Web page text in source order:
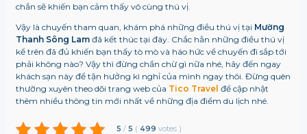
chắn sẽ khiến bạn cảm thấy vô cùng thú vị.
Vậy là chuyến tham quan, khám phá những điều thú vị tại Mường
Thanh Sông Lam đã kết thúc tại đây. Chắc hẳn những điều thú vị
kể trên đã đủ khiến bạn thấy tò mò và háo hức về chuyến đi sắp tới
phải không nào? Vậy thì đừng chần chừ gì nữa nhé, hãy đến ngay
khách sạn này để tận hưởng kì nghỉ của mình ngay thôi. Đừng quên
thường xuyên theo dõi trang web của Tico Travel để cập nhật
thêm nhiều thông tin mới nhất về những địa điểm du lịch nhé.
5 / 5 ( 499 votes )